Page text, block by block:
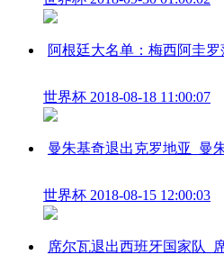
阿根廷大名单：梅西阿圭
世界杯 2018-08-18 11:00:07
曼朱基奇退出克罗地亚_曼
世界杯 2018-08-15 12:00:03
席尔瓦退出西班牙国家队_